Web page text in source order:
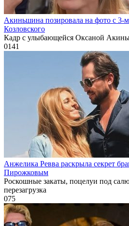
Акиньшина позировала на фото с 3-
Козловского
Кадр с улыбающейся Оксаной
0141
Анжелика Ревва раскрыла секрет
Пирожковым
Роскошные закаты, поцелуи под
перезагрузка
075